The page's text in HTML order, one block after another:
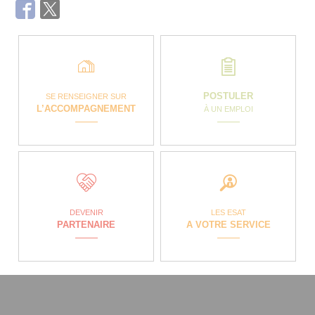
Facebook
SE RENSEIGNER SUR
L’ACCOMPAGNEMENT
POSTULER
À UN EMPLOI
DEVENIR
PARTENAIRE
LES ESAT
A VOTRE SERVICE